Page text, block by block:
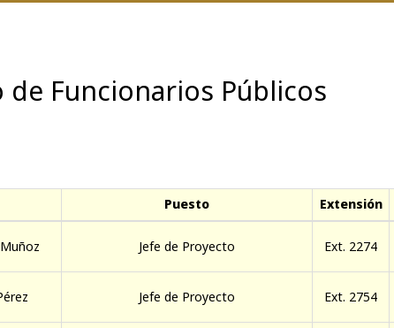
Funcionarios Públicos
Puesto Extensión
Jefe de Proyecto Ext. 2274
Jefe de Proyecto Ext. 2754